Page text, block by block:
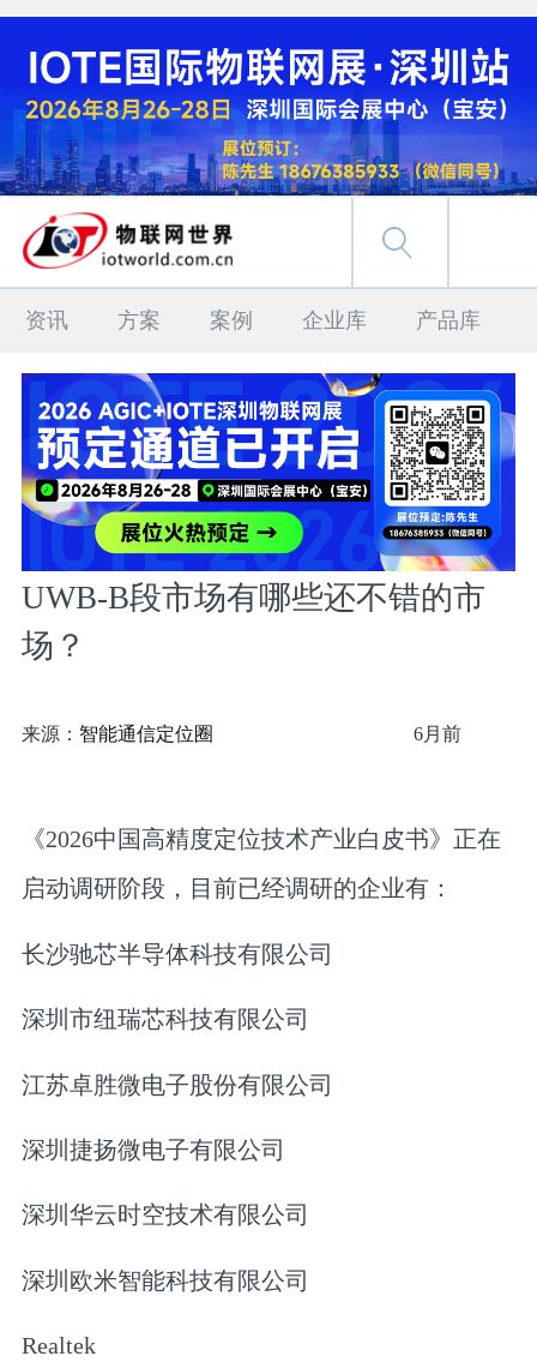
资讯 方案 案例 企业库 产品库
UWB-B段市场有哪些还不错的市
场？
来源： 智能通信定位圈 6月前
《2026中国高精度定位技术产业白皮书》 正在
启动调研阶段，目前已经调研的企业有：
长沙驰芯半导体科技有限公司
深圳市纽瑞芯科技有限公司
江苏卓胜微电子股份有限公司
深圳捷扬微电子有限公司
深圳华云时空技术有限公司
深圳欧米智能科技有限公司
Realtek